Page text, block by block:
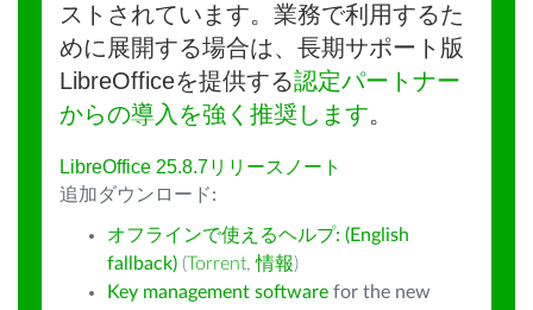
ストされています。業務で利用するた
めに展開する場合は、長期サポート版
LibreOfficeを提供する認定パートナー
からの導入を強く推奨します。
LibreOffice 25.8.7リリースノート
追加ダウンロード:
オフラインで使えるヘルプ: (English
fallback) (Torrent,情報)
Key management software for the new